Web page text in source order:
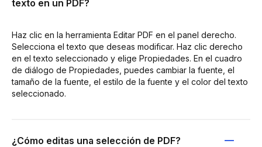
texto en un PDF?
Haz clic en la herramienta Editar PDF en el panel derecho.
Selecciona el texto que deseas modificar. Haz clic derecho
en el texto seleccionado y elige Propiedades. En el cuadro
de diálogo de Propiedades, puedes cambiar la fuente, el
tamaño de la fuente, el estilo de la fuente y el color del texto
seleccionado.
¿Cómo editas una selección de PDF?